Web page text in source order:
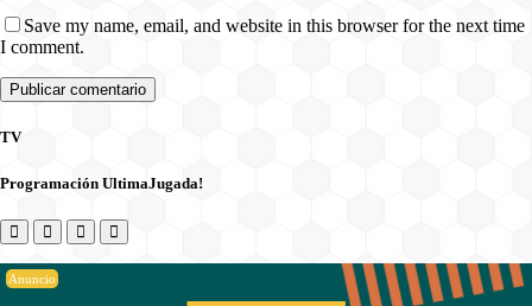
Save my name, email, and website in this browser for the next time
I comment.
TV
Programación UltimaJugada!
Anuncio